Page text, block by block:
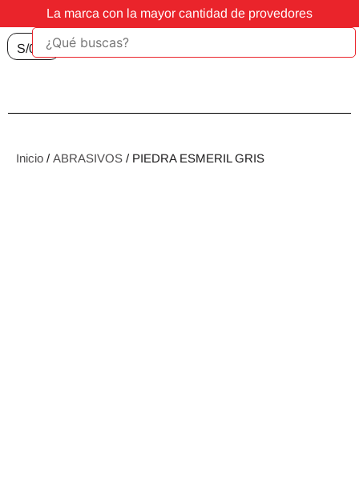
La marca con la mayor cantidad de provedores
S/0.00
Inicio / ABRASIVOS / PIEDRA ESMERIL GRIS